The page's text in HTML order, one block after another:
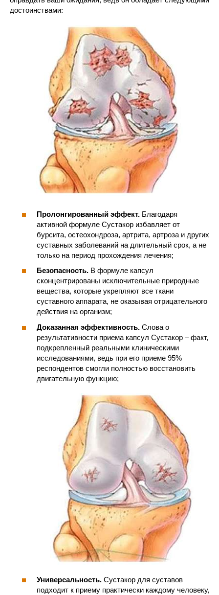
достоинствами:
Пролонгированный эффект. Благодаря
активной формуле Сустакор избавляет от
бурсита, остеохондроза, артрита, артроза и других
суставных заболеваний на длительный срок, а не
только на период прохождения лечения;
Безопасность. В формуле капсул
сконцентрированы исключительные природные
вещества, которые укрепляют все ткани
суставного аппарата, не оказывая отрицательного
действия на организм;
Доказанная эффективность. Слова о
результативности приема капсул Сустакор – факт,
подкрепленный реальными клиническими
исследованиями, ведь при его приеме 95%
респондентов смогли полностью восстановить
двигательную функцию;
Универсальность. Сустакор для суставов
подходит к приему практически каждому человеку,